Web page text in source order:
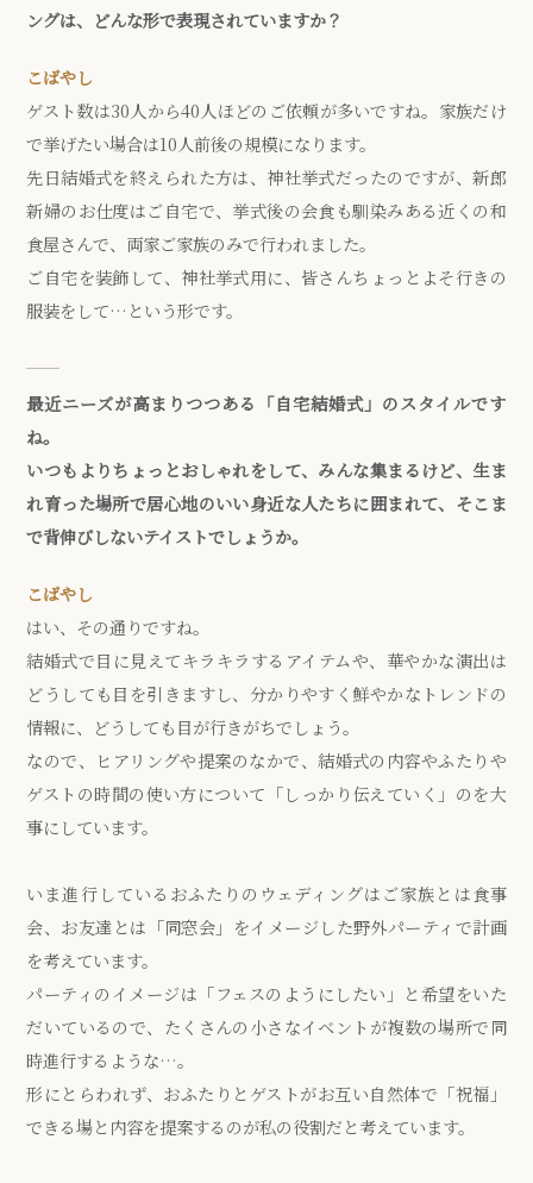
ングは、どんな形で表現されていますか？
こばやし
ゲスト数は30人から40人ほどのご依頼が多いですね。家族だけ
で挙げたい場合は10人前後の規模になります。
先日結婚式を終えられた方は、神社挙式だったのですが、新郎
新婦のお仕度はご自宅で、挙式後の会食も馴染みある近くの和
食屋さんで、両家ご家族のみで行われました。
ご自宅を装飾して、神社挙式用に、皆さんちょっとよそ行きの
服装をして…という形です。
最近ニーズが高まりつつある「自宅結婚式」のスタイルです
ね。
いつもよりちょっとおしゃれをして、みんな集まるけど、生ま
れ育った場所で居心地のいい身近な人たちに囲まれて、そこま
で背伸びしないテイストでしょうか。
こばやし
はい、その通りですね。
結婚式で目に見えてキラキラするアイテムや、華やかな演出は
どうしても目を引きますし、分かりやすく鮮やかなトレンドの
情報に、どうしても目が行きがちでしょう。
なので、ヒアリングや提案のなかで、結婚式の内容やふたりや
ゲストの時間の使い方について「しっかり伝えていく」のを大
事にしています。
いま進行しているおふたりのウェディングはご家族とは食事
会、お友達とは「同窓会」をイメージした野外パーティで計画
を考えています。
パーティのイメージは「フェスのようにしたい」と希望をいた
だいているので、たくさんの小さなイベントが複数の場所で同
時進行するような…。
形にとらわれず、おふたりとゲストがお互い自然体で「祝福」
できる場と内容を提案するのが私の役割だと考えています。